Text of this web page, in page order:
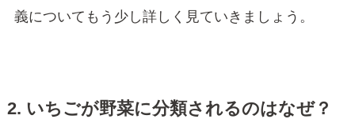
義についてもう少し詳しく見ていきましょう。
2. いちごが野菜に分類されるのはなぜ？